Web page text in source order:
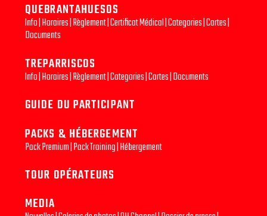
QUEBRANTAHUESOS
Info|Horaires|Règlement|Certificat Médical|Categories|Cartes|
Documents
TREPARRISCOS
Info|Horaires|Règlement|Categories|Cartes|Documents
GUIDE DU PARTICIPANT
PACKS & HÉBERGEMENT
Pack Premium|Pack Training|Hébergement
TOUR OPÉRATEURS
MEDIA